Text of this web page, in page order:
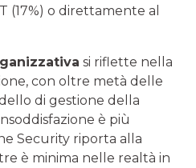
(17%) o direttamente al
si riflette nella
con oltre metà delle
di gestione della
è più
Security riporta alla
è minima nelle realtà in